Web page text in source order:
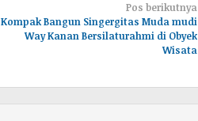
Pos berikutnya
Kompak Bangun Singergitas Muda mudi
Way Kanan Bersilaturahmi di Obyek
Wisata